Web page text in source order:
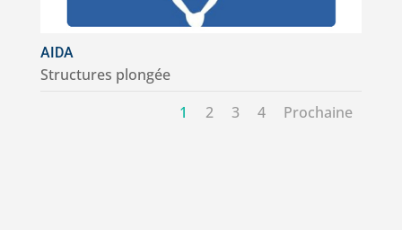
AIDA
Structures plongée
1
2 3 4 Prochaine